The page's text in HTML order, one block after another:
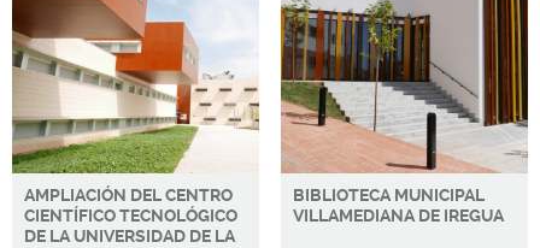
AMPLIACIÓN DEL CENTRO
CIENTÍFICO TECNOLÓGICO
DE LA UNIVERSIDAD DE LA
BIBLIOTECA MUNICIPAL
VILLAMEDIANA DE IREGUA
i
n
a
s